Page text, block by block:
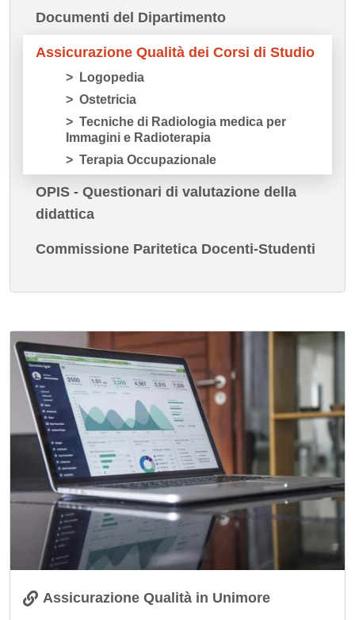
Documenti del Dipartimento
Assicurazione Qualità dei Corsi di Studio
Logopedia
Ostetricia
Tecniche di Radiologia medica per
Immagini e Radioterapia
Terapia Occupazionale
OPIS - Questionari di valutazione della
didattica
Commissione Paritetica Docenti-Studenti
Immagine
Assicurazione Qualità in Unimore